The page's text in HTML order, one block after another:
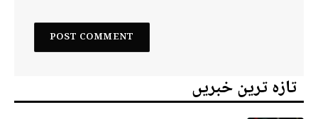
تازہ ترین خبریں